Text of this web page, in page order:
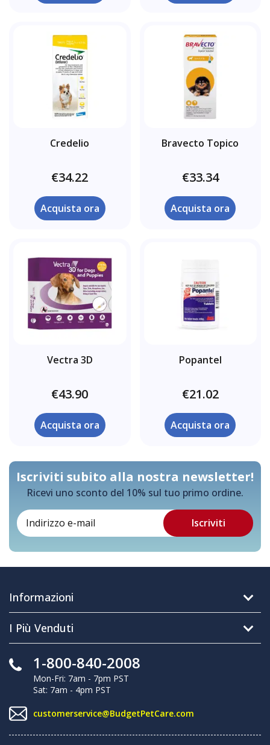
Credelio
€34.22
Acquista ora
Bravecto Topico
€33.34
Acquista ora
Vectra 3D
€43.90
Acquista ora
Popantel
€21.02
Acquista ora
Iscriviti subito alla nostra newsletter!
Ricevi uno sconto del 10% sul tuo primo ordine.
Informazioni
I Più Venduti
1-800-840-2008
Mon-Fri: 7am - 7pm PST
Sat: 7am - 4pm PST
customerservice@BudgetPetCare.com